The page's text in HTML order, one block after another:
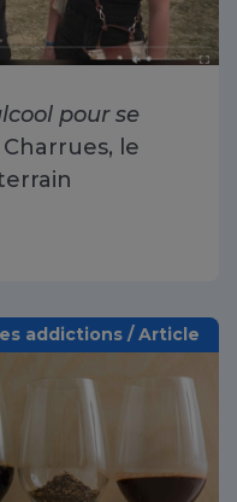
pour se
Charrues, le
addictions / Article